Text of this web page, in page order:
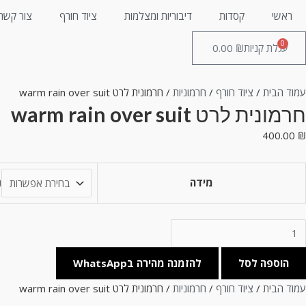
ראשי קסדות דיבוריות ומצלמות ציוד חורף צור
0.00 ₪ 0
עגלת קניות
עמוד הבית / ציוד חורף / חרמוניות / חרמונית לרט warm rain over suit
חרמונית לרט warm rain over suit
400.00 ₪
מידה
כמות
של
חרמונית
לרט
הוספה לסל
להזמנה מהירה בWhatsApp
עמוד הבית / ציוד חורף / חרמוניות / חרמונית לרט warm rain over suit